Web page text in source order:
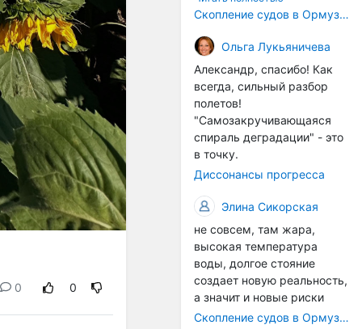
0 0
корпусах активно
организмы, и потом они
могут быть перенесены в
другие регионы. Поэтому
проблема вполне реальная
— просто я бы говорила не
о неизбежной катастрофе,
а о повышенном риске,
который нельзя
игнорировать. А так да 👍
Скопление судов в Ормузском проливе грозит катастрофическим распространением инвазивных видов
Ольга Лукьяничева
Александр, спасибо! Как
всегда, сильный разбор
полетов!
"Самозакручивающаяся
спираль деградации" - это
в точку.
Диссонансы прогресса
Элина Сикорская
не совсем, там жара,
высокая температура
воды, долгое стояние
создает новую реальность,
а значит и новые риски
Скопление судов в Ормузском проливе грозит катастрофическим распространением инвазивных видов